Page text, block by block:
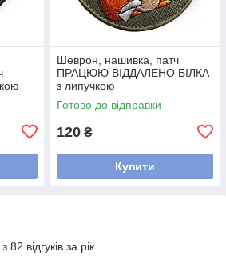
Шеврон, нашивка, патч
ПРАЦЮЮ ВІДДАЛЕНО БІЛКА
з липучкою
Готово до відправки
120 ₴
Купити
відгуків за рік